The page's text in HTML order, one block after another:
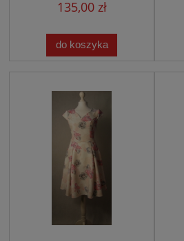
135,00 zł
do koszyka